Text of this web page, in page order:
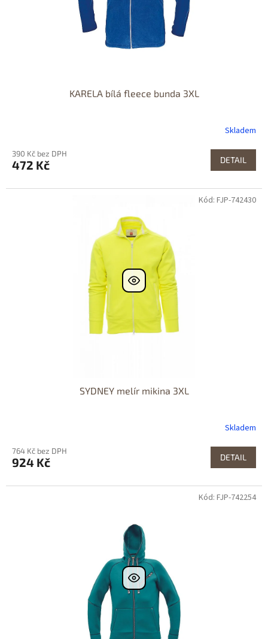
KARELA bílá fleece bunda 3XL
Skladem
390 Kč bez DPH
472 Kč DETAIL
SYDNEY melír mikina 3XL
Skladem
764 Kč bez DPH
924 Kč DETAIL
Kód: FJP-742430
Kód: FJP-742254